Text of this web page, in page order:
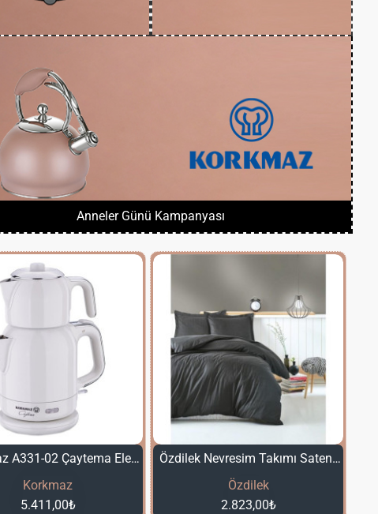
Anneler Günü Kampanyası
Korkmaz
Korkmaz A331-02 Çaytema Elektrikli Çay Makinesi - Beyaz
5.411,00₺
Özdilek
Özdilek Nevresim Takımı Saten Pamuk Çift Kişilik Antrazıt
2.823,00₺